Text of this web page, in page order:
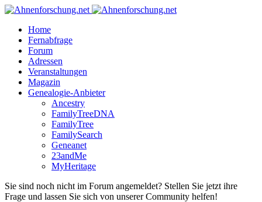
Home
Fernabfrage
Forum
Adressen
Veranstaltungen
Magazin
Genealogie-Anbieter
Ancestry
FamilyTreeDNA
FamilyTree
FamilySearch
Geneanet
23andMe
MyHeritage
Sie sind noch nicht im Forum angemeldet? Stellen Sie jetzt ihre
Frage und lassen Sie sich von unserer Community helfen!